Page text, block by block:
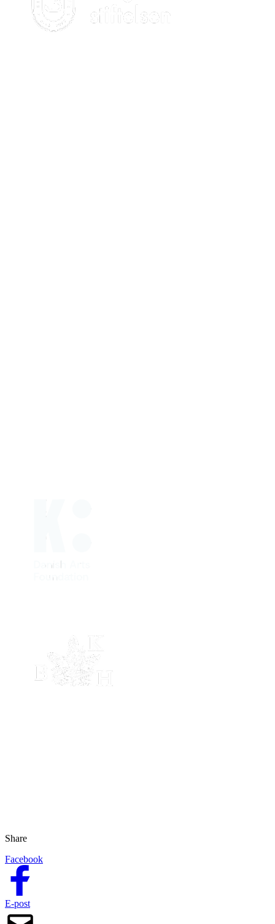
Share
Facebook
E-post